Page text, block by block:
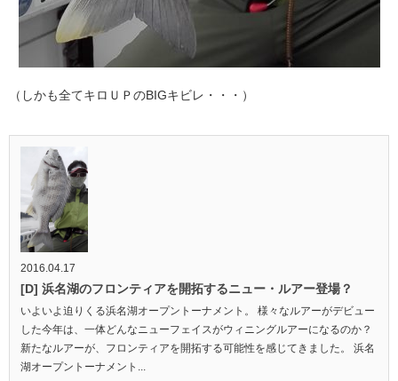
（しかも全てキロＵＰのBIGキビレ・・・）
2016.04.17
[D] 浜名湖のフロンティアを開拓するニュー・ルアー登場？
いよいよ迫りくる浜名湖オープントーナメント。 様々なルアーがデビュー
した今年は、一体どんなニューフェイスがウィニングルアーになるのか？
新たなルアーが、フロンティアを開拓する可能性を感じてきました。 浜名
湖オープントーナメント...